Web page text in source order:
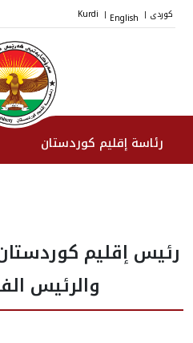
کوردی |
English
|
Kurdi
رئاسة إقليم كوردستان
نواب الرئيس
طاقم الرئاسة
رئيس إقليم
والرئيس